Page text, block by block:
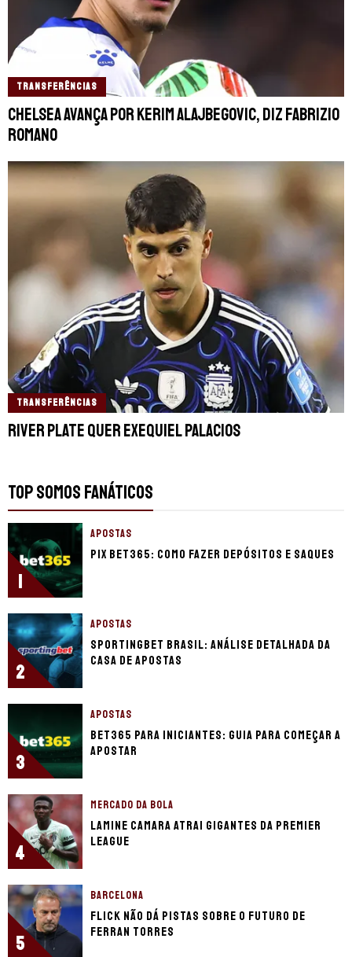
TRANSFERÊNCIAS
Chelsea avança por Kerim Alajbegovic, diz Fabrizio
Romano
TRANSFERÊNCIAS
River Plate quer Exequiel Palacios
TOP SOMOS FANÁTICOS
1
APOSTAS
Pix bet365: como fazer depósitos e saques
2
APOSTAS
Sportingbet Brasil: Análise detalhada da
casa de apostas
3
APOSTAS
bet365 para iniciantes: guia para começar a
apostar
4
MERCADO DA BOLA
Lamine Camara atrai gigantes da Premier
League
5
BARCELONA
Flick não dá pistas sobre o futuro de
Ferran Torres